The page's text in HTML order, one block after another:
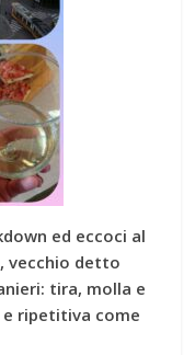
ed eccoci al
vecchio detto
tira, molla e
ripetitiva come